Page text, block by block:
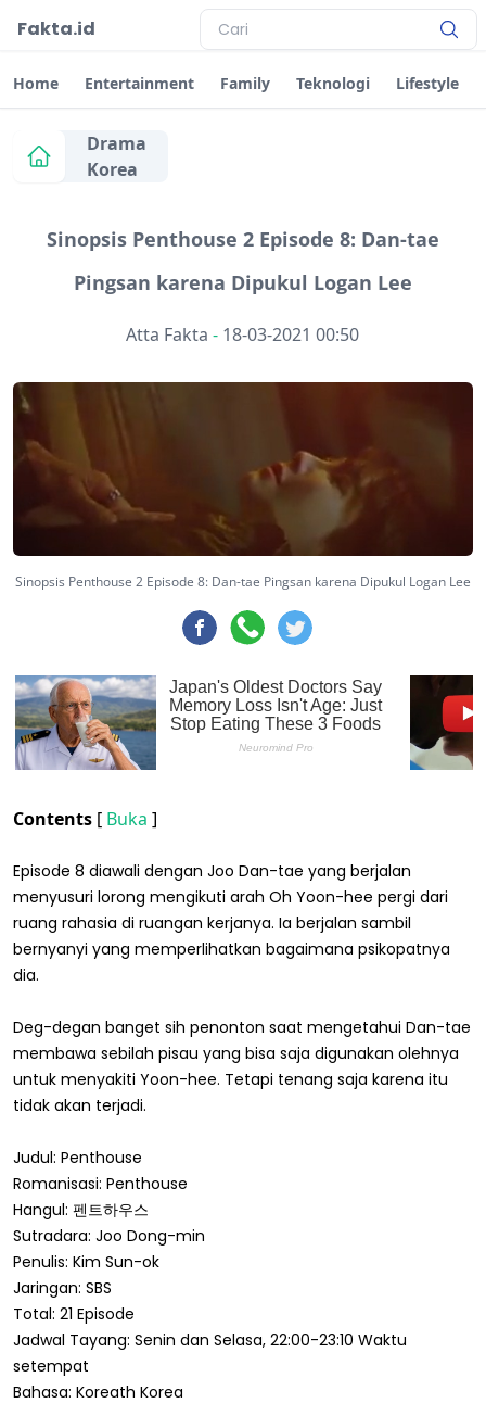
Fakta.id
Home Entertainment Family Teknologi Lifestyle
Drama
Korea
Sinopsis Penthouse 2 Episode 8: Dan-tae
Pingsan karena Dipukul Logan Lee
Atta Fakta - 18-03-2021 00:50
Sinopsis Penthouse 2 Episode 8: Dan-tae Pingsan karena Dipukul Logan Lee
Contents [ Buka ]
Episode 8 diawali dengan Joo Dan-tae yang berjalan
menyusuri lorong mengikuti arah Oh Yoon-hee pergi dari
ruang rahasia di ruangan kerjanya. Ia berjalan sambil
bernyanyi yang memperlihatkan bagaimana psikopatnya
dia.
Deg-degan banget sih penonton saat mengetahui Dan-tae
membawa sebilah pisau yang bisa saja digunakan olehnya
untuk menyakiti Yoon-hee. Tetapi tenang saja karena itu
tidak akan terjadi.
Judul: Penthouse
Romanisasi: Penthouse
Hangul: 펜트하우스
Sutradara: Joo Dong-min
Penulis: Kim Sun-ok
Jaringan: SBS
Total: 21 Episode
Jadwal Tayang: Senin dan Selasa, 22:00-23:10 Waktu
setempat
Bahasa: Koreath Korea